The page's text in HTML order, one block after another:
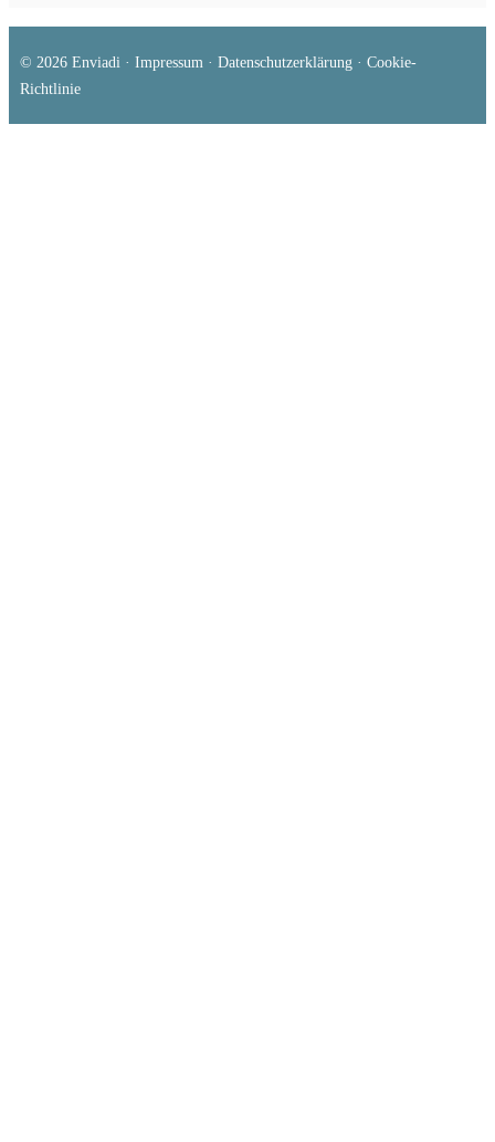
© 2026 Enviadi · Impressum · Datenschutzerklärung · Cookie-
Richtlinie